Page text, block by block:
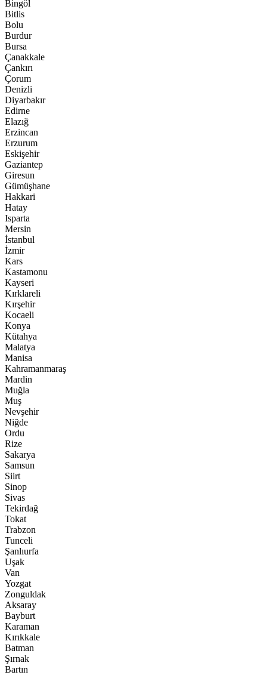
Bingöl
Bitlis
Bolu
Burdur
Bursa
Çanakkale
Çankırı
Çorum
Denizli
Diyarbakır
Edirne
Elazığ
Erzincan
Erzurum
Eskişehir
Gaziantep
Giresun
Gümüşhane
Hakkari
Hatay
Isparta
Mersin
İstanbul
İzmir
Kars
Kastamonu
Kayseri
Kırklareli
Kırşehir
Kocaeli
Konya
Kütahya
Malatya
Manisa
Kahramanmaraş
Mardin
Muğla
Muş
Nevşehir
Niğde
Ordu
Rize
Sakarya
Samsun
Siirt
Sinop
Sivas
Tekirdağ
Tokat
Trabzon
Tunceli
Şanlıurfa
Uşak
Van
Yozgat
Zonguldak
Aksaray
Bayburt
Karaman
Kırıkkale
Batman
Şırnak
Bartın